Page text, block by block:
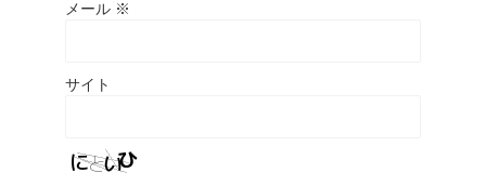
メール ※
サイト